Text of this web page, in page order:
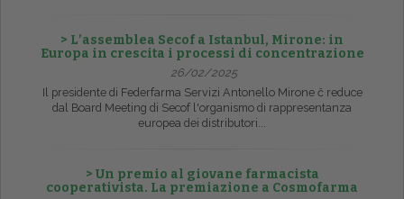
> L’assemblea Secof a Istanbul, Mirone: in
Europa in crescita i processi di concentrazione
26/02/2025
Il presidente di Federfarma Servizi Antonello Mirone č reduce
dal Board Meeting di Secof l'organismo di rappresentanza
europea dei distributori...
> Un premio al giovane farmacista
cooperativista. La premiazione a Cosmofarma